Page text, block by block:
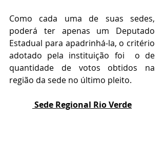
Como cada uma de suas sedes,
poderá ter apenas um Deputado
Estadual para apadrinhá-la, o critério
adotado pela instituição foi  o de
quantidade de votos obtidos na
região da sede no último pleito.
Sede Regional Rio Verde